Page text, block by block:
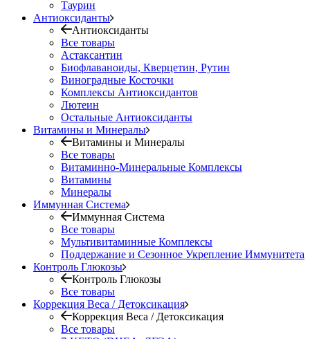
Таурин
Антиоксиданты
Антиоксиданты
Все товары
Астаксантин
Биофлаваноиды, Кверцетин, Рутин
Виноградные Косточки
Комплексы Антиоксидантов
Лютеин
Остальные Антиоксиданты
Витамины и Минералы
Витамины и Минералы
Все товары
Витаминно-Минеральные Комплексы
Витамины
Минералы
Иммунная Система
Иммунная Система
Все товары
Мультивитаминные Комплексы
Поддержание и Сезонное Укрепление Иммунитета
Контроль Глюкозы
Контроль Глюкозы
Все товары
Коррекция Веса / Детоксикация
Коррекция Веса / Детоксикация
Все товары